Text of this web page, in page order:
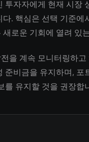
투자자에게 현재 시장
. 핵심은 선택 기준에
로운 기회에 열려 있
을 계속 모니터링하
준비금을 유지하며, 포
를 유지할 것을 권장합